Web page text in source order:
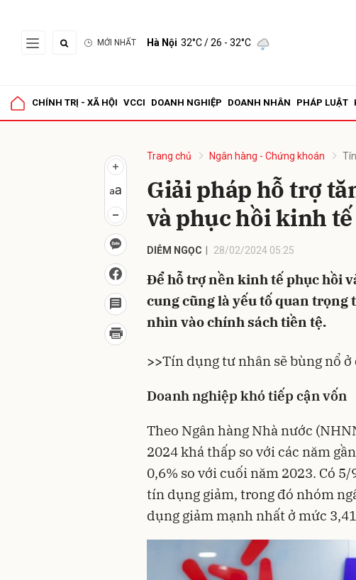
MỚI NHẤT Hà Nội 32°C/ 26 - 32°C
CHÍNH TRỊ - XÃ HỘI VCCI DOANH NGHIỆP DOANH NHÂN PHÁP LUẬT
Trang chủ Ngân hàng - Chứng khoán
Giải pháp hỗ trợ
và phục hồi kinh tế
DIỄM NGỌC 28/02/2024 05:25
Để hỗ trợ nền kinh tế phục hồi
cung cũng là yếu tố quan trọng
nhìn vào chính sách tiền tệ.
>>Tín dụng tư nhân sẽ bùng nổ ở
Doanh nghiệp khó tiếp cận vốn
Theo Ngân hàng Nhà nước
2024 khá thấp so với các năm
0,6% so với cuối năm 2023. Có
tín dụng giảm, trong đó nhóm
dụng giảm mạnh nhất ở mức